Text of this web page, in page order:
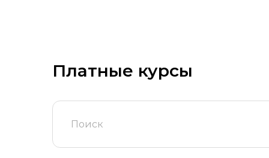
Платные курсы